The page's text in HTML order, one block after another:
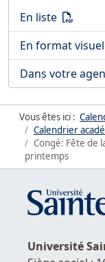
Télécharger le
En liste (PDF)
Télécharger le
En format visuel
Télécharger le
Dans votre
Vous êtes ici :
Calendrier
Congé: Fête de
printemps
Université